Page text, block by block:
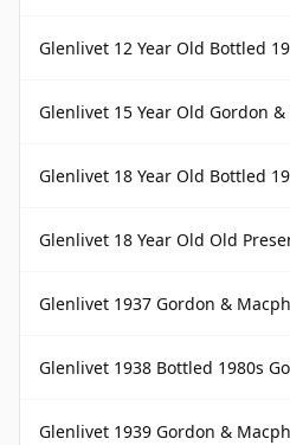
Glenlivet 12 Year Old Bottled
Glenlivet 15 Year Old Gordon
Glenlivet 18 Year Old Bottled
Glenlivet 18 Year Old Old
Glenlivet 1937 Gordon &
Glenlivet 1938 Bottled 1980s
Glenlivet 1939 Gordon &